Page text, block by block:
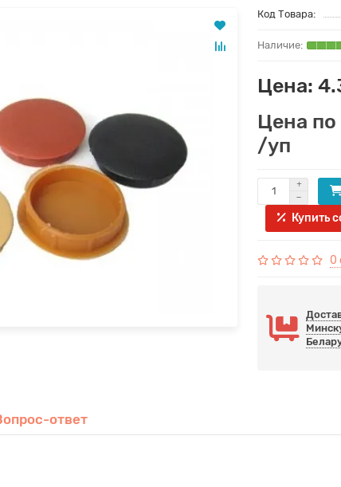
Код Товара:
Цена:
Цена по
/уп
Купить
0
ответ